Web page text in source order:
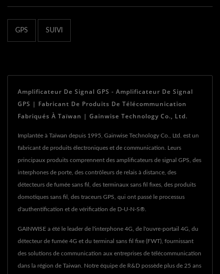
GPS SUIVI
Amplificateur De Signal GPS - Amplificateur De Signal
GPS | Fabricant De Produits De Télécommunication
Fabriqués À Taïwan | Gainwise Technology Co., Ltd.
Implantée à Taïwan depuis 1995, Gainwise Technology Co., Ltd. est un
fabricant de produits électroniques et de communication. Leurs
principaux produits comprennent des amplificateurs de signal GPS, des
interphones de porte, des contrôleurs de relais à distance, des
détecteurs de fumée sans fil, des terminaux sans fil fixes, des produits
domotiques sans fil, des traceurs GPS, qui ont passé le processus
d'authentification et de vérification de D-U-N-S®.
GAINWISE a été le leader de l'interphone 4G, de l'ouvre-portail 4G, du
détecteur de fumée 4G et du terminal sans fil fixe (FWT), fournissant
des solutions de communication aux entreprises de télécommunication
dans la région de Taiwan. Notre équipe de R&D possède plus de 25 ans